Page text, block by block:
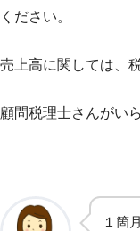
ください。
売上高に関しては、
顧問税理士さんがい
１箇